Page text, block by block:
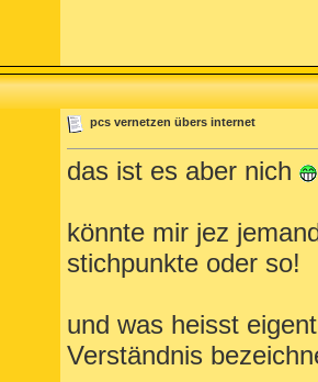
pcs vernetzen übers internet
das ist es aber nich
könnte mir jez
stichpunkte oder so!
und was heisst
Verständnis